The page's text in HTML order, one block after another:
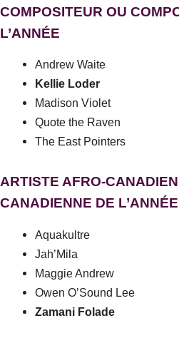
COMPOSITEUR OU
L’ANNÉE
Andrew Waite
Kellie Loder
Madison Violet
Quote the Raven
The East Pointers
ARTISTE AFRO-
CANADIENNE DE L’ANNÉE
Aquakultre
Jah’Mila
Maggie Andrew
Owen O’Sound Lee
Zamani Folade